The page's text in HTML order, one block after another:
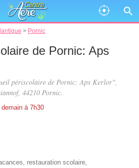
> Pornic
de Pornic: Aps
périscolaire de Pornic: Aps Kerlor",
, 44210 Pornic.
à 7h30
, restauration scolaire,